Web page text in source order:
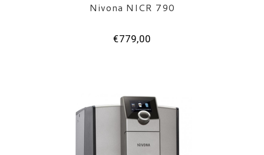
Nivona NICR 790
€779,00